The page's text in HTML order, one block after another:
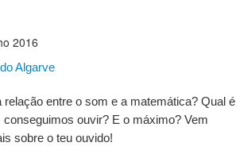
2016
Algarve
relação entre o som e a matemática? Qual é
ouvir? E o máximo? Vem
sobre o teu ouvido!